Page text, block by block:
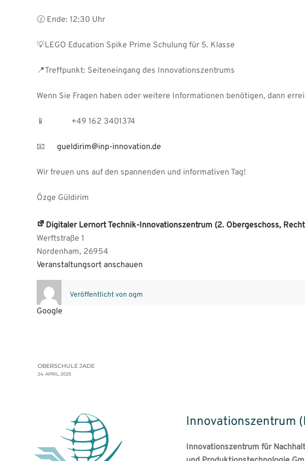
🕜 Ende: 12:30 Uhr
💡LEGO Education Spike Prime Schulung für 5. Klasse
📍Treffpunkt: Seiteneingang des Innovationszentrums
Wenn Sie Fragen haben oder weitere Informationen benötigen, dann
📱 +49 162 3401374
📧 gueldirim@inp-innovation.de
Wir freuen uns auf den spannenden und informativen Tag!
Özge Güldirim
Digitaler Lernort Technik-Innovationszentrum (2. Obergeschoss,
Werftstraße 1
Nordenham, 26954
Veranstaltungsort anschauen
Veröffentlicht von ogm
Google
OBERSCHULE JADE
24. APRIL, 2025
Innovationszentrum
Innovationszentrum für